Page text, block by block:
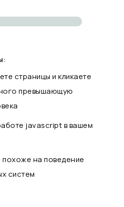
страницы и кликаете
превышающую
javascript в вашем
на поведение
систем